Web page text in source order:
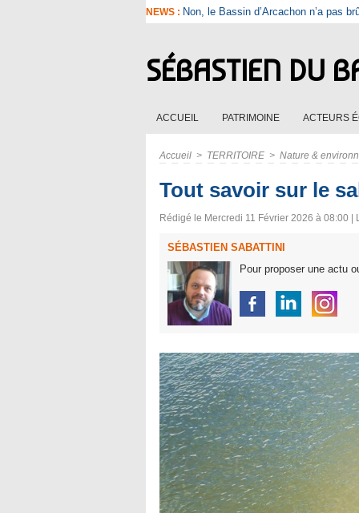
NEWS : Non, le Bassin d’Arcachon n’a pas
SÉBASTIEN DU
ACCUEIL PATRIMOINE ACTEURS
Accueil > TERRITOIRE > Nature &
Tout savoir sur le
Rédigé le Mercredi 11 Février 2026 à 08:00
SÉBASTIEN SABATTINI
Pour proposer une actu